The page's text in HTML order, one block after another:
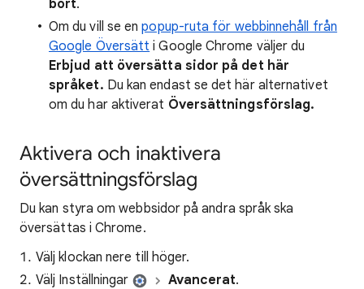
bort.
Om du vill se enpopup-ruta för webbinnehåll från
Google Översätt i Google Chrome väljer du
Erbjud att översätta sidor på det här
språket. Du kan endast se det här alternativet
om du har aktiverat Översättningsförslag.
Aktivera och inaktivera
översättningsförslag
Du kan styra om webbsidor på andra språk ska
översättas i Chrome.
Välj klockan nere till höger.
Välj Inställningar
Avancerat.